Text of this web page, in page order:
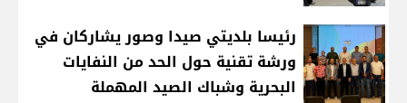
رئيسا بلديتي صيدا وصور يشاركان في
ورشة تقنية حول الحد من النفايات
البحرية وشباك الصيد المهملة